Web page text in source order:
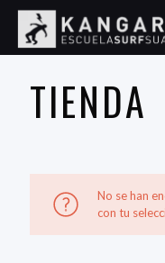
TIENDA
No se han
con tu